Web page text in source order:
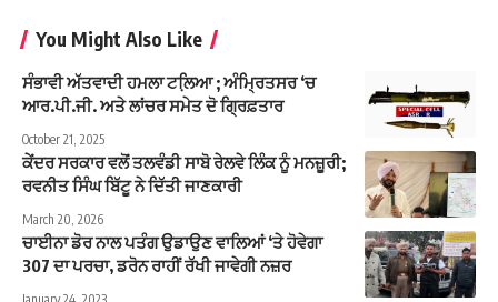
You Might Also Like
ਸੰਭਾਵੀ ਅੱਤਵਾਦੀ ਹਮਲਾ ਟਲਿ਼ਆ ; ਅੰਮ੍ਰਿਤਸਰ ‘ਚ
ਆਰ.ਪੀ.ਜੀ. ਅਤੇ ਲਾਂਚਰ ਸਮੇਤ ਦੋ ਗ੍ਰਿਫ਼ਤਾਰ
October 21, 2025
ਕੇਂਦਰ ਸਰਕਾਰ ਵਲੋਂ ਤਲਵੰਡੀ ਸਾਬੋ ਰੇਲਵੇ ਲਿੰਕ ਨੂੰ ਮਨਜ਼ੂਰੀ;
ਰਵਨੀਤ ਸਿੰਘ ਬਿੱਟੂ ਨੇ ਦਿੱਤੀ ਜਾਣਕਾਰੀ
March 20, 2026
ਚਾਈਨਾ ਡੋਰ ਨਾਲ ਪਤੰਗ ਉਡਾਉਣ ਵਾਲਿਆਂ ‘ਤੇ ਹੋਵੇਗਾ
307 ਦਾ ਪਰਚਾ, ਡਰੋਨ ਰਾਹੀਂ ਰੱਖੀ ਜਾਵੇਗੀ ਨਜ਼ਰ